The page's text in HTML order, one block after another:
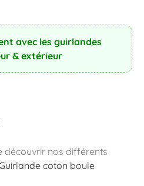
avec les guirlandes
& extérieur
découvrir nos différents
coton boule